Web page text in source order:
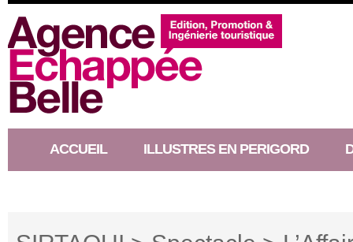
ACCUEIL ILLUSTRES EN PERIGORD